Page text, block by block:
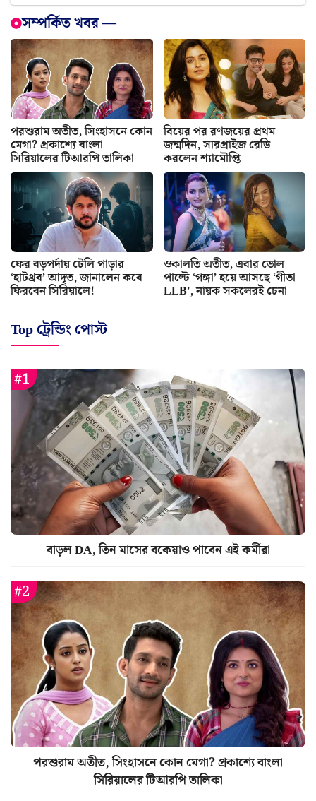
সম্পর্কিত খবর —
পরশুরাম অতীত, সিংহাসনে কোন
মেগা? প্রকাশ্যে বাংলা
সিরিয়ালের টিআরপি তালিকা
বিয়ের পর রণজয়ের প্রথম
জন্মদিন, সারপ্রাইজ রেডি
করলেন শ্যামৌপ্তি
ফের বড়পর্দায় টেলি পাড়ার
‘হাটথ্রব’ আদৃত, জানালেন কবে
ফিরবেন সিরিয়ালে!
ওকালতি অতীত, এবার ভোল
পাল্টে ‘গঙ্গা’ হয়ে আসছে ‘গীতা
LLB’, নায়ক সকলেরই চেনা
Top ট্রেন্ডিং পোস্ট
বাড়ল DA, তিন মাসের বকেয়াও পাবেন এই কর্মীরা
পরশুরাম অতীত, সিংহাসনে কোন মেগা? প্রকাশ্যে বাংলা
সিরিয়ালের টিআরপি তালিকা